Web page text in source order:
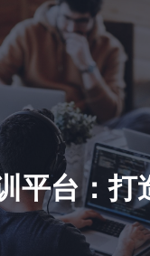
平台：打